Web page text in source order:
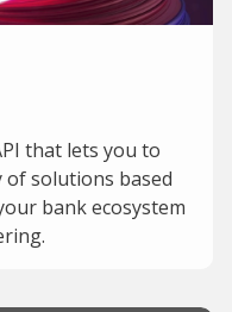
that lets you to
of solutions based
bank ecosystem